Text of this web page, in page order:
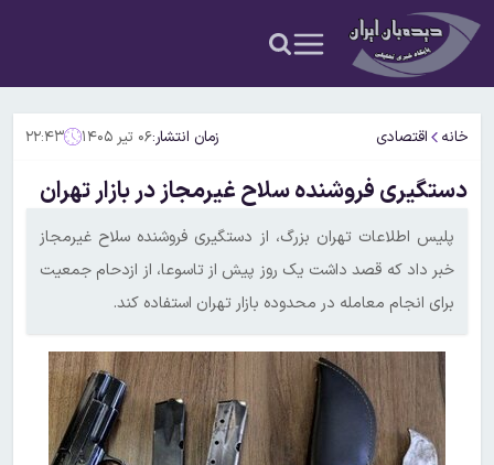
خانه اقتصادی زمان انتشار:۰۶ تیر ۱۴۰۵ ۲۲:۴۳
دستگیری فروشنده سلاح غیرمجاز در بازار تهران
پلیس اطلاعات تهران بزرگ، از دستگیری فروشنده سلاح غیرمجاز
خبر داد که قصد داشت یک روز پیش از تاسوعا، از ازدحام جمعیت
برای انجام معامله در محدوده بازار تهران استفاده کند.